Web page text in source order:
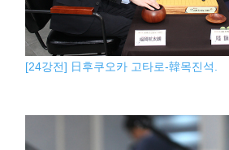
[24강전] 日후쿠오카 고타로-韓목진석.